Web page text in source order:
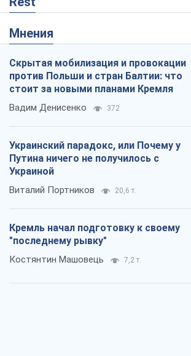
Мнения
Скрытая мобилизация и провокации
против Польши и стран Балтии: что
стоит за новыми планами Кремля
Вадим Денисенко 372
Украинский парадокс, или Почему у
Путина ничего не получилось с
Украиной
Виталий Портников 20,6 т.
Кремль начал подготовку к своему
"последнему рывку"
Костянтин Машовець 7,2 т.